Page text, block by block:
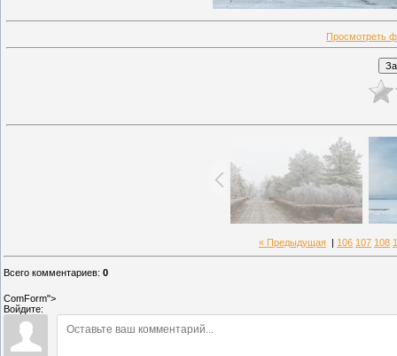
Просмотреть
« Предыдущая 106 107 108
Всего комментариев: 0
ComForm">
Войдите: